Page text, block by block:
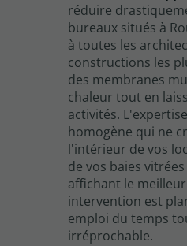
réduire
bureaux situés à
à toutes les
constructions les
des membranes
chaleur tout en
activités.
homogène qui ne
l'intérieur de vos
de vos baies
affichant le
intervention est
emploi du temps
irréprochable.